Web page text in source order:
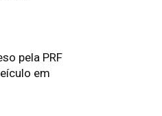
pela PRF
em